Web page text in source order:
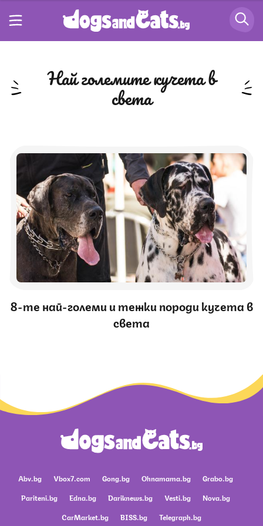
най големите кучета в
света
8-те най-големи и тежки породи кучета в
света
Abv.bg Vbox7.com Gong.bg Ohnamama.bg
Grabo.bg
Pariteni.bg
Edna.bg Dariknews.bg Vesti.bg
Nova.bg
CarMarket.bg
BISS.bg Telegraph.bg